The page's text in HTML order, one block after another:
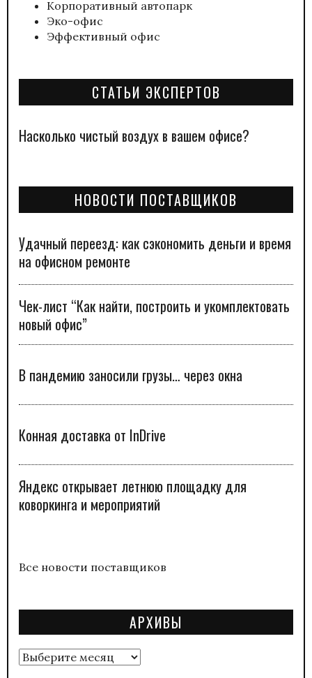
Корпоративный автопарк
Эко-офис
Эффективный офис
СТАТЬИ ЭКСПЕРТОВ
Насколько чистый воздух в вашем офисе?
НОВОСТИ ПОСТАВЩИКОВ
Удачный переезд: как сэкономить деньги и время
на офисном ремонте
Чек-лист “Как найти, построить и укомплектовать
новый офис”
В пандемию заносили грузы… через окна
Конная доставка от InDrive
Яндекс открывает летнюю площадку для
коворкинга и мероприятий
Все новости поставщиков
АРХИВЫ
Архивы